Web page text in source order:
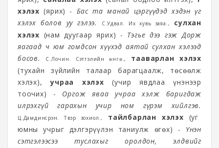
хэлэх (ярих) - Бас та манай цэргүүдэд хэдэн үг
хэлэх болов уу гэлээ.
С.Удвал. Их хувь заяа.,
сулхан
хэлэх (нам дуугаар ярих) - Тэгье дээ гэж Дорж
яагаад ч юм гомдсон хүүхэд аятай сулхан хэлээд
босов.
С.Лочин. Сэтгэлийн өнгө.,
тааварлан хэлэх
(тухайн зүйлийн талаар барагцаалж, төсөөлж
хэлэх),учраа хэлэх (учир явдлаа үнэнээр
тоочих) - Оргож яваа учраа хэлж баригдаж
илрэхгүй гарахын учир ном гүрэм хийлгэв.
Ц.Дамдинсүрэн. Түүвэр зохиол., тайлбарлан хэлэх (уг
юмны учрыг дэлгэрүүлэн таниулж өгөх) - Үнэн
сэтгэлээсээ туслахыг оролдон, элдвийг